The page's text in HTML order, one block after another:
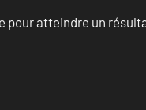
atteindre un